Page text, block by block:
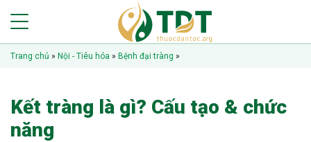
Trang chủ » Nội - Tiêu hóa » Bệnh đại tràng »
Kết tràng là gì? Cấu tạo & chức
năng